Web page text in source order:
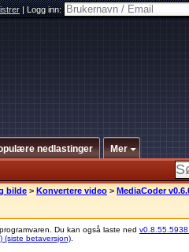
|Logg inn:
nedlastinger Mer
bilde > Konvertere video > MediaCoder
Du kan også laste ned v0.8.55.5938
(siste betaversjon)